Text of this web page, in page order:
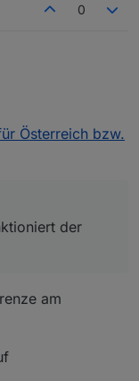
0
Österreich bzw.
der
am